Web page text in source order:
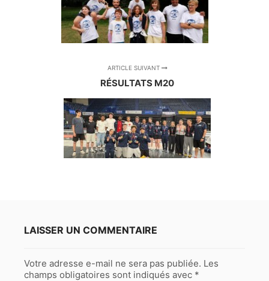
ARTICLE SUIVANT
RÉSULTATS M20
LAISSER UN COMMENTAIRE
Votre adresse e-mail ne sera pas publiée. Les
champs obligatoires sont indiqués avec *